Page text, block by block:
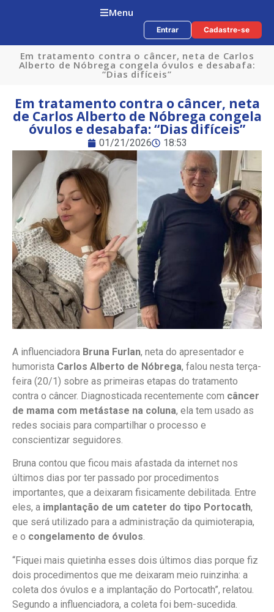
Menu
Entrar Cadastre-se
Em tratamento contra o câncer, neta de Carlos
Alberto de Nóbrega congela óvulos e desabafa:
“Dias difíceis”
Em tratamento contra o câncer, neta
de Carlos Alberto de Nóbrega congela
óvulos e desabafa: “Dias difíceis”
01/21/2026 18:53
A influenciadora Bruna Furlan, neta do apresentador e
humorista Carlos Alberto de Nóbrega, falou nesta terça-
feira (20/1) sobre as primeiras etapas do tratamento
contra o câncer. Diagnosticada recentemente com câncer
de mama com metástase na coluna, ela tem usado as
redes sociais para compartilhar o processo e
conscientizar seguidores.
Bruna contou que ficou mais afastada da internet nos
últimos dias por ter passado por procedimentos
importantes, que a deixaram fisicamente debilitada. Entre
eles, a implantação de um cateter do tipo Portocath,
que será utilizado para a administração da quimioterapia,
e o congelamento de óvulos.
“Fiquei mais quietinha esses dois últimos dias porque fiz
dois procedimentos que me deixaram meio ruinzinha: a
coleta dos óvulos e a implantação do Portocath”, relatou.
Segundo a influenciadora, a coleta foi bem-sucedida.